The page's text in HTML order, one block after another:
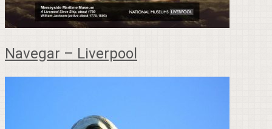
Navegar – Liverpool